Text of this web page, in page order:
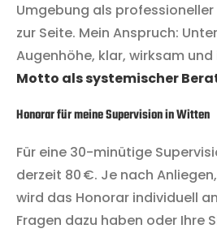
Umgebung als
zur Seite. Mein Anspruch:
Augenhöhe, klar, wirksam
Motto als systemischer
Honorar für meine Supervision in Witten
Für eine 30-minütige
derzeit 80 €. Je nach
wird das Honorar individuell
Fragen dazu haben oder Ihre